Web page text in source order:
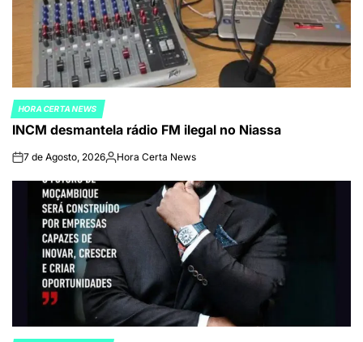
POSTED
IN
HORA CERTA NEWS
INCM desmantela rádio FM ilegal no Niassa
on7 de Agosto, 2026Publicado
Hora Certa News